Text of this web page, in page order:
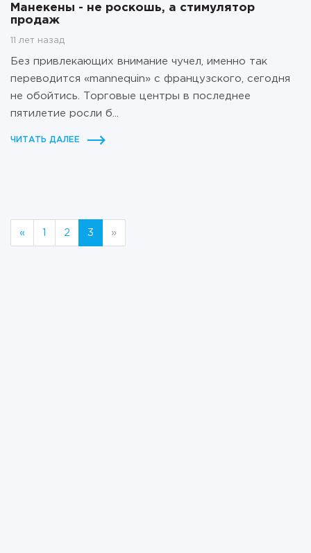
Манекены - не роскошь, а стимулятор
продаж
11 лет назад
Без привлекающих внимание чучел, именно так
переводится «mannequin» с французского, сегодня
не обойтись. Торговые центры в последнее
пятилетие росли б...
ЧИТАТЬ ДАЛЕЕ
« 2 3 »